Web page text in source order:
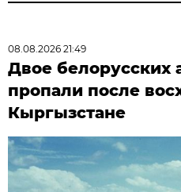
08.08.2026 21:49
Двое белорусских
пропали после
Кыргызстане